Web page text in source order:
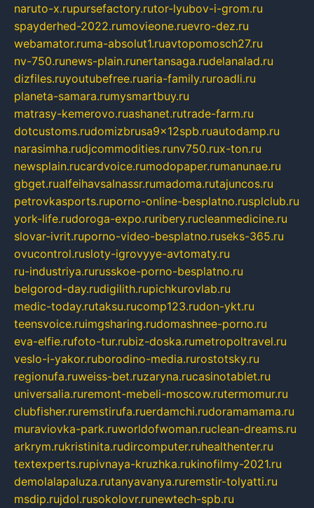
naruto-x.rupursefactory.rutor-lyubov-i-grom.ru
spayderhed-2022.rumovieone.ruevro-dez.ru
webamator.ruma-absolut1.ruavtopomosch27.ru
nv-750.runews-plain.runertansaga.rudelanalad.ru
dizfiles.ruyoutubefree.ruaria-family.ruroadli.ru
planeta-samara.rumysmartbuy.ru
matrasy-kemerovo.ruashanet.rutrade-farm.ru
dotcustoms.rudomizbrusa9x12spb.ruautodamp.ru
narasimha.rudjcommodities.runv750.rux-ton.ru
newsplain.rucardvoice.rumodopaper.rumanunae.ru
gbget.rualfeihavsalnassr.rumadoma.rutajuncos.ru
petrovkasports.ruporno-online-besplatno.rusplclub.ru
york-life.rudoroga-expo.ruribery.rucleanmedicine.ru
slovar-ivrit.ruporno-video-besplatno.ruseks-365.ru
ovucontrol.rusloty-igrovyye-avtomaty.ru
ru-industriya.rurusskoe-porno-besplatno.ru
belgorod-day.rudigilith.rupichkurovlab.ru
medic-today.rutaksu.rucomp123.rudon-ykt.ru
teensvoice.ruimgsharing.rudomashnee-porno.ru
eva-elfie.rufoto-tur.rubiz-doska.rumetropoltravel.ru
veslo-i-yakor.ruborodino-media.rurostotsky.ru
regionufa.ruweiss-bet.ruzaryna.rucasinotablet.ru
universalia.ruremont-mebeli-moscow.rutermomur.ru
clubfisher.ruremstirufa.ruerdamchi.rudoramamama.ru
muraviovka-park.ruworldofwoman.ruclean-dreams.ru
arkrym.rukristinita.rudircomputer.ruhealthenter.ru
textexperts.rupivnaya-kruzhka.rukinofilmy-2021.ru
demolalapaluza.rutanyavanya.ruremstir-tolyatti.ru
msdip.rujdol.rusokolovr.runewtech-spb.ru